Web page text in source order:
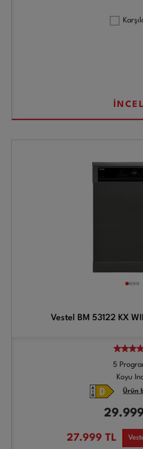
Vestel BM 53122 KX
5
Koyu
Ürün
27.999 TL